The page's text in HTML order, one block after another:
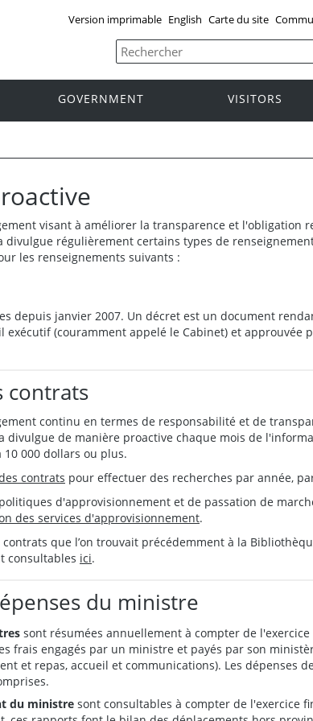
Version imprimable English Carte du site
GOVERNMENT VISITORS
visant à améliorer la transparence et l'obligation
régulièrement certains types de
les renseignements suivants :
depuis janvier 2007. Un décret est un document
exécutif (couramment appelé le Cabinet) et approuvée
contrats
continu en termes de responsabilité et de
divulgue de manière proactive chaque mois de
000 dollars ou plus.
contrats pour effectuer des recherches par année,
d'approvisionnement et de passation de
des services d'approvisionnement.
que l’on trouvait précédemment à la
consultables ici.
du ministre
sont résumées annuellement à compter de l'exercice
frais engagés par un ministre et payés par son
et repas, accueil et communications). Les dépenses
du ministre sont consultables à compter de l'exercice